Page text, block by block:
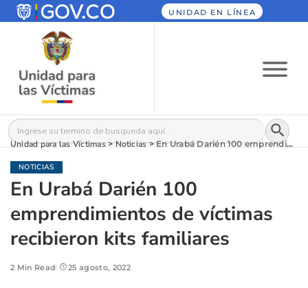
UNIDAD EN LÍNEA
Buscar: Botón
Unidad para las Víctimas>Noticias>En Urabá Darién 100 emprendimientos de víctimas recibieron kits familiares
NOTICIAS
En Urabá Darién 100
emprendimientos de víctimas
recibieron kits familiares
2 Min Read 25 agosto, 2022